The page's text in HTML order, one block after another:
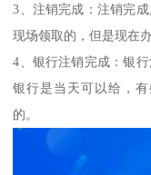
3、注销完成：注销完
现场领取的，但是现在
4、银行注销完成：银
银行是当天可以给，
的。